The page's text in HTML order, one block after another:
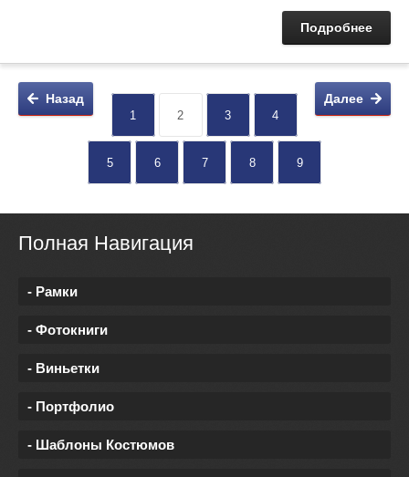
Подробнее
Назад Далее
1 2 3 4
5 6 7 8 9
Полная Навигация
- Рамки
- Фотокниги
- Виньетки
- Портфолио
- Шаблоны Костюмов